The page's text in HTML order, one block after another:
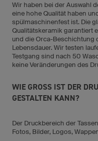
Wir haben bei der Auswahl
eine hohe Qualität haben
spülmaschinenfest ist. Die
Qualitätskeramik garantiert
und die Orca-Beschichtung
Lebensdauer. Wir testen
Testgang sind nach 50
keine Veränderungen des
WIE GROSS IST DER
ESTALTEN KANN?
Der Druckbereich der
Fotos, Bilder, Logos,